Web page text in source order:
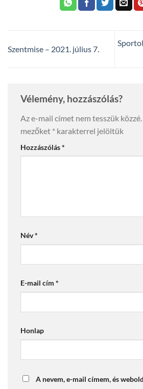
Szentmise – 2021. július 7.
Vélemény, hozzászólás?
Az e-mail címet nem tesszük közzé.
mezőket * karakterrel jelöltük
Hozzászólás*
Név*
E-mail cím *
Honlap
A nevem, e-mail címem, és